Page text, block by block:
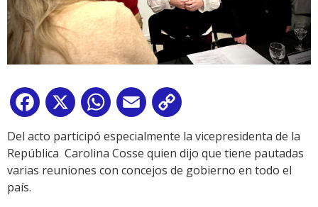
Facebook
X WhatsApp
Email
Link
Del acto participó especialmente la vicepresidenta de la
República Carolina Cosse quien dijo que tiene pautadas
varias reuniones con concejos de gobierno en todo el
país.